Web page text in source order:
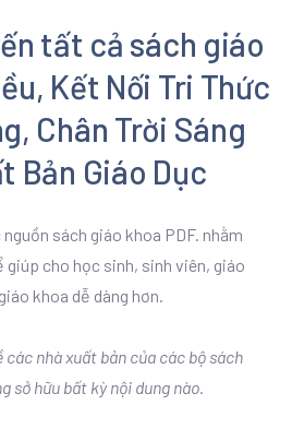
tất cả sách giáo
Kết Nối Tri Thức
Chân Trời Sáng
Bản Giáo Dục
sách giáo khoa PDF. nhằm
giúp cho học sinh, sinh viên, giáo
khoa dễ dàng hơn.
các nhà xuất bản của các bộ sách
sở hữu bất kỳ nội dung nào.